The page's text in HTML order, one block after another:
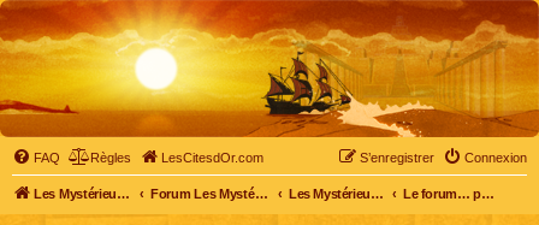
FAQ Règles LesCitesdOr.com Connexion
S’enregistrer
Les Mystérieuses Cités d'Or - LesCitesdOr.com Forum Les Mystérieuses Cités d'Or Les Mystérieuses Cités d'Or Le forum… pour tous